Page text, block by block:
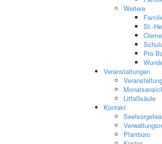
Weitere
St.-
Pro
Veranstaltungen
Litfaßsäule
Kontakt
Pfarrbüro